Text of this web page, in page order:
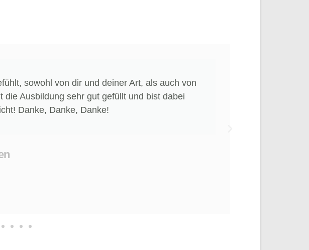
sowohl von dir und deiner Art, als auch von
Ausbildung sehr gut gefüllt und bist dabei
Danke, Danke, Danke!